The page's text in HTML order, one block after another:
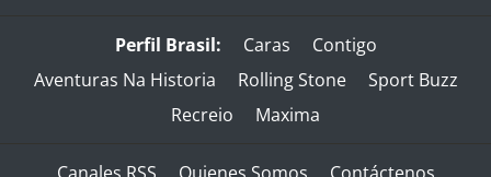
Perfil Brasil: Caras
Contigo
Aventuras Na Historia
Rolling Stone
Sport Buzz
Recreio
Maxima